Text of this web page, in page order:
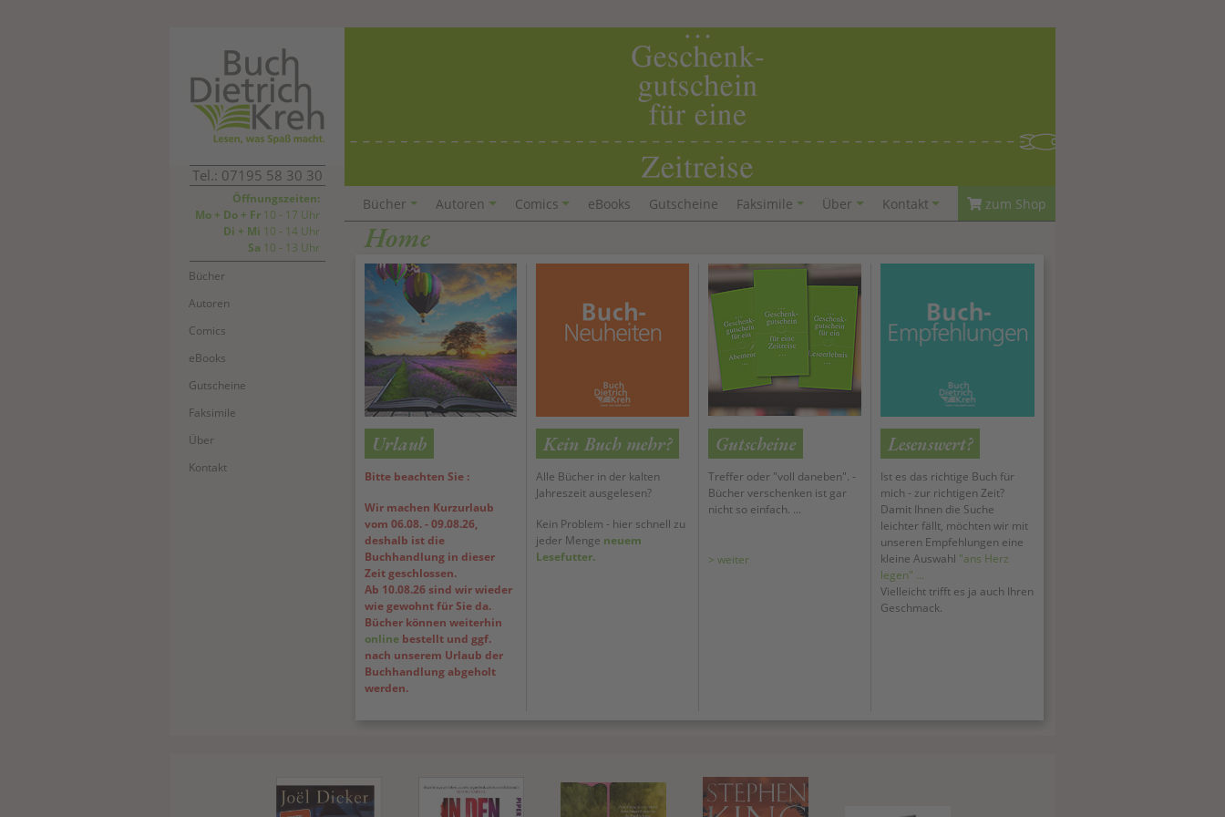
Tel.: 07195 58 30 30
Öffnungszeiten:
Mo + Do + Fr10 - 17 Uhr
Di + Mi 10 - 14 Uhr
Sa 10 - 13 Uhr
Bücher
Autoren
Comics
eBooks
Gutscheine
Faksimile
Über
Kontakt
Bücher Autoren Comics eBooks Gutscheine Faksimile Über Kontakt zum Shop
Home
Urlaub
Bitte beachten Sie :
Wir machen Kurzurlaub
vom 06.08. - 09.08.26,
deshalb ist die
Buchhandlung in dieser
Zeit geschlossen.
Ab 10.08.26 sind wir wieder
wie gewohnt für Sie da.
Bücher können weiterhin
onlinebestellt und ggf.
nach unserem Urlaub der
Buchhandlung abgeholt
werden.
Kein Buch mehr?
Alle Bücher in der kalten
Jahreszeit ausgelesen?
Kein Problem - hier schnell zu
jeder Menge neuem
Lesefutter.
Gutscheine
Treffer oder "voll daneben". -
Bücher verschenken ist gar
nicht so einfach. ...
> weiter
Lesenswert?
Ist es das richtige Buch für
mich - zur richtigen Zeit?
Damit Ihnen die Suche
leichter fällt, möchten wir mit
unseren Empfehlungen eine
kleine Auswahl "ans Herz
legen" ...
Vielleicht trifft es ja auch Ihren
Geschmack.